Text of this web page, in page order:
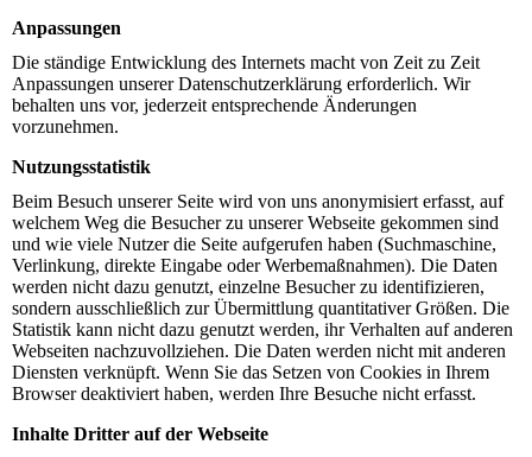
Anpassungen
Die ständige Entwicklung des Internets macht von Zeit zu Zeit
Anpassungen unserer Datenschutzerklärung erforderlich. Wir
behalten uns vor, jederzeit entsprechende Änderungen
vorzunehmen.
Nutzungsstatistik
Beim Besuch unserer Seite wird von uns anonymisiert erfasst, auf
welchem Weg die Besucher zu unserer Webseite gekommen sind
und wie viele Nutzer die Seite aufgerufen haben (Suchmaschine,
Verlinkung, direkte Eingabe oder Werbemaßnahmen). Die Daten
werden nicht dazu genutzt, einzelne Besucher zu identifizieren,
sondern ausschließlich zur Übermittlung quantitativer Größen. Die
Statistik kann nicht dazu genutzt werden, ihr Verhalten auf anderen
Webseiten nachzuvollziehen. Die Daten werden nicht mit anderen
Diensten verknüpft. Wenn Sie das Setzen von Cookies in Ihrem
Browser deaktiviert haben, werden Ihre Besuche nicht erfasst.
Inhalte Dritter auf der Webseite